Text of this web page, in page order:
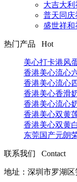
大吉大利
普天同庆
盛世祥和
热门产品 Hot
美心打卡港风
香港美心流心
香港美心流心
香港美心香滑
香港美心流心
香港美心双黄
香港美心双黄
东莞国产元朗
联系我们 Contact
地址：深圳市罗湖区